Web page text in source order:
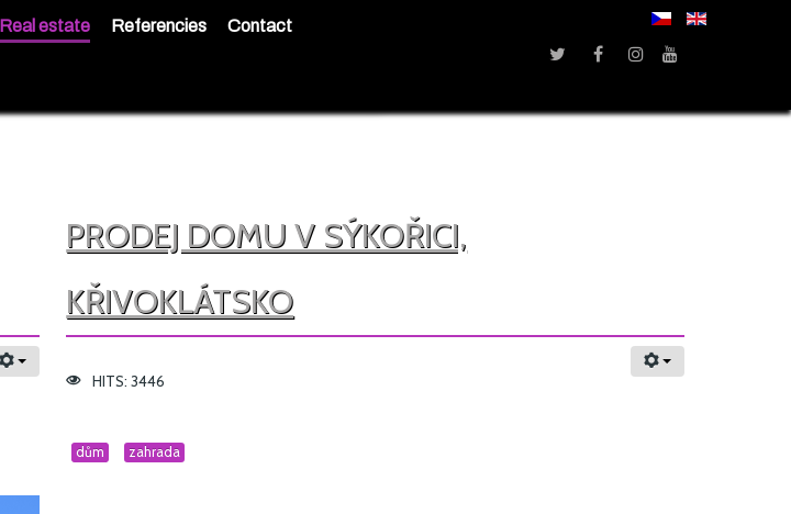
Real estate Referencies Contact
PRODEJ DOMU V SÝKOŘICI,
KŘIVOKLÁTSKO
HITS: 3446
dům zahrada